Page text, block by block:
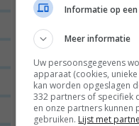
En dan nog dit…
Bloggers houden
contact houden
viaINSTAGRAM,
Informatie op
Meer informatie
Uw persoonsgegevens
apparaat (cookies,
kan worden opgeslagen
332 partners of specifiek
en onze partners kunnen
gebruiken. Lijst met